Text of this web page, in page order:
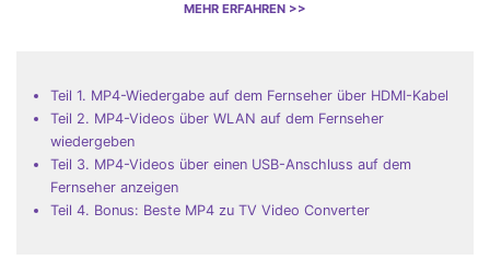
MEHR ERFAHREN >>
Teil 1. MP4-Wiedergabe auf dem Fernseher über HDMI-Kabel
Teil 2. MP4-Videos über WLAN auf dem Fernseher
wiedergeben
Teil 3. MP4-Videos über einen USB-Anschluss auf dem
Fernseher anzeigen
Teil 4. Bonus: Beste MP4 zu TV Video Converter